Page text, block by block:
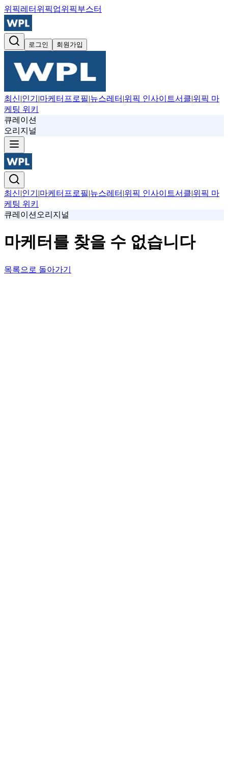
위픽레터 위픽업위픽부스터
로그인 회원가입
최신|인기 |마케터프로필|뉴스레터 |위픽 인사이트서클|위픽 마
케팅 위키
큐레이션
오리지널
최신|인기 |마케터프로필|뉴스레터 |위픽 인사이트서클|위픽 마
케팅 위키
큐레이션 오리지널
마케터를 찾을 수 없습니다
목록으로 돌아가기